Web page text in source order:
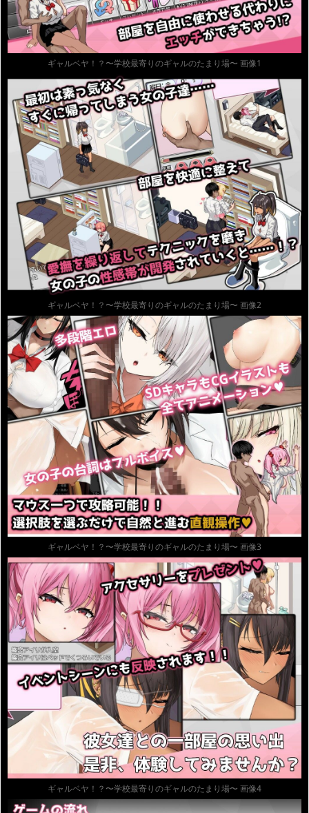
ギャルベヤ！？〜学校最寄りのギャルのたまり場〜 画像1
ギャルベヤ！？〜学校最寄りのギャルのたまり場〜 画像2
ギャルベヤ！？〜学校最寄りのギャルのたまり場〜 画像3
ギャルベヤ！？〜学校最寄りのギャルのたまり場〜 画像4